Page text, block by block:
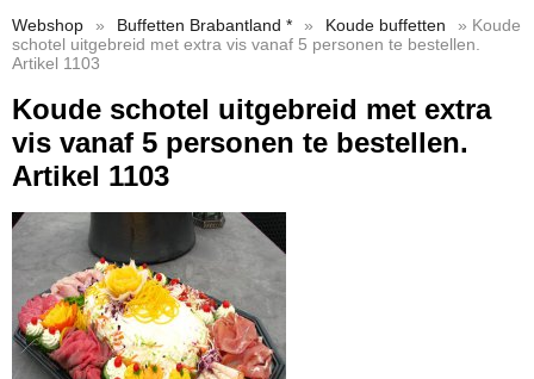
Webshop » Buffetten Brabantland * » Koude buffetten
» Koude
schotel uitgebreid met extra vis vanaf 5 personen te bestellen.
Artikel 1103
Koude schotel uitgebreid met extra
vis vanaf 5 personen te bestellen.
Artikel 1103